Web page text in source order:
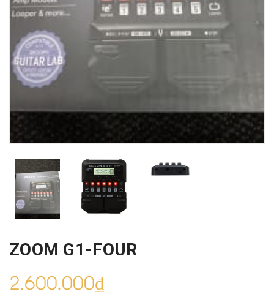
ZOOM G1-FOUR
2.600.000₫